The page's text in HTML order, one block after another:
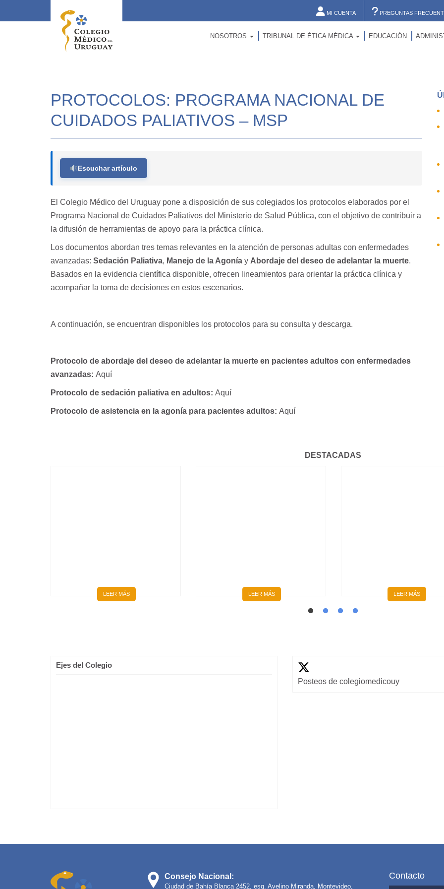
MI CUENTA PREGUNTAS
NOSOTROS TRIBUNAL DE ÉTICA MÉDICA EDUCACIÓN
PROTOCOLOS: PROGRAMA NACIONAL DE
CUIDADOS PALIATIVOS – MSP
Escuchar artículo
El Colegio Médico del Uruguay pone a disposición de sus colegiados los protocolos elaborados por el
Programa Nacional de Cuidados Paliativos del Ministerio de Salud Pública, con el objetivo de contribuir a
la difusión de herramientas de apoyo para la práctica clínica.
Los documentos abordan tres temas relevantes en la atención de personas adultas con enfermedades
avanzadas: Sedación Paliativa, Manejo de la Agonía y Abordaje del deseo de adelantar la muerte.
Basados en la evidencia científica disponible, ofrecen lineamientos para orientar la práctica clínica y
acompañar la toma de decisiones en estos escenarios.
A continuación, se encuentran disponibles los protocolos para su consulta y descarga.
Protocolo de abordaje del deseo de adelantar la muerte en pacientes adultos con enfermedades
avanzadas: Aquí
Protocolo de sedación paliativa en adultos: Aquí
Protocolo de asistencia en la agonía para pacientes adultos: Aquí
DESTACADAS
LEER MÁS LEER MÁS LEER MÁS
Ejes del Colegio
Posteos de colegiomedicouy
Consejo Nacional:
Ciudad de Bahía Blanca 2452, esq. Avelino Miranda, Montevideo,
Contacto